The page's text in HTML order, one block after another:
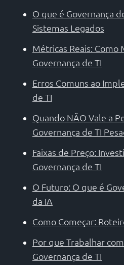
O que é Governança
Sistemas Legados
Métricas Reais: Como
Governança de TI
Erros Comuns ao
de TI
Quando NÃO Vale a
Governança de TI
Faixas de Preço:
Governança de TI
O Futuro: O que é
da IA
Como Começar:
Por que Trabalhar
Governança de TI